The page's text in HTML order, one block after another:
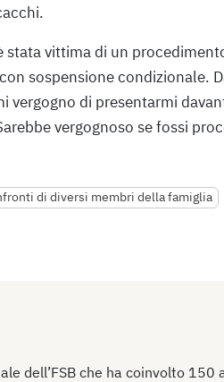
stata vittima di un
sospensione condizionale.
vergogno di presentarmi
vergognoso se fossi
di diversi membri della famiglia
dell’FSB che ha coinvolto 150